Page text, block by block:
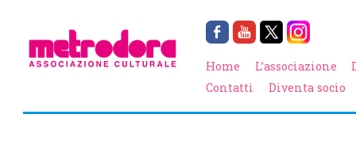
Home L’associazione
Contatti
Diventa socio